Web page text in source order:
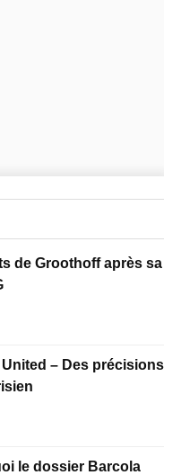
de Groothoff après sa
United – Des précisions
le dossier Barcola